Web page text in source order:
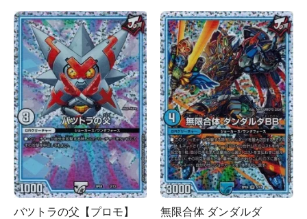
バツトラの父【プロモ】
無限合体 ダンダルダ